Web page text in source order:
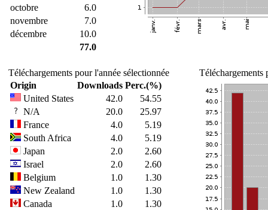
octobre
6.0
novembre
7.0
décembre
10.0
77.0
Téléchargements pour l'année sélectionnée
Origin
Downloads Perc.(%)
United States
42.0
54.55
N/A
20.0
25.97
France
4.0
5.19
South Africa
4.0
5.19
Japan
2.0
2.60
Israel
2.0
2.60
Belgium
1.0
1.30
New Zealand
1.0
1.30
Canada
1.0
1.30
Téléchargements